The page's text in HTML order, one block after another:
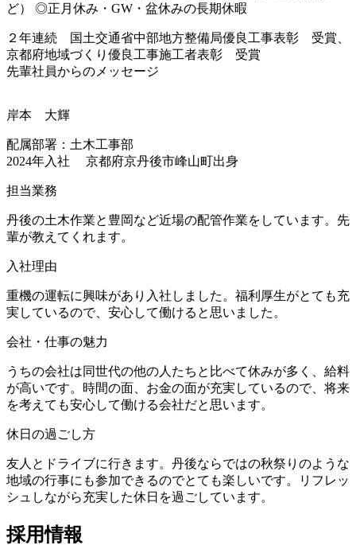
ど） ◎正月休み・GW・盆休みの長期休暇
２年連続 国土交通省中部地方整備局優良工事表彰 受賞、
京都府地域づくり優良工事施工者表彰 受賞
先輩社員からのメッセージ
岸本 大輝
配属部署：土木工事部
2024年入社 京都府京丹後市峰山町出身
担当業務
丹後の土木作業と豊岡など近場の配管作業をしています。先
輩が教えてくれます。
入社理由
重機の運転に興味があり入社しました。福利厚生がとても充
実しているので、安心して働けると思いました。
会社・仕事の魅力
うちの会社は同世代の他の人たちと比べて休みが多く、給料
が高いです。時間の面、お金の面が充実しているので、将来
を考えても安心して働ける会社だと思います。
休日の過ごし方
友人とドライブに行きます。丹後ならではの秋祭りのような
地域の行事にも参加できるのでとても楽しいです。リフレッ
シュしながら充実した休日を過ごしています。
採用情報